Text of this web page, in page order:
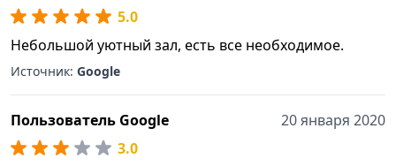
5.0
Небольшой уютный зал, есть все необходимое.
Источник: Google
Пользователь Google
20 января 2020
3.0